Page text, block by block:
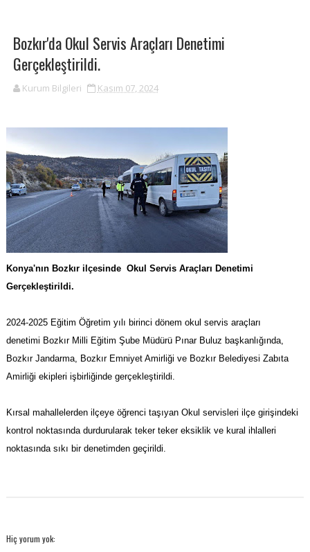
Bozkır'da Okul Servis Araçları Denetimi
Gerçekleştirildi.
Kurum Bilgileri Kasım 07, 2024
Konya'nın Bozkır ilçesinde Okul Servis Araçları Denetimi
Gerçekleştirildi.
2024-2025 Eğitim Öğretim yılı birinci dönem okul servis araçları
denetimi Bozkır Milli Eğitim Şube Müdürü Pınar Buluz başkanlığında,
Bozkır Jandarma, Bozkır Emniyet Amirliği ve Bozkır Belediyesi Zabıta
Amirliği ekipleri işbirliğinde gerçekleştirildi.
Kırsal mahallelerden ilçeye öğrenci taşıyan Okul servisleri ilçe girişindeki
kontrol noktasında durdurularak teker teker eksiklik ve kural ihlalleri
noktasında sıkı bir denetimden geçirildi.
Hiç yorum yok: